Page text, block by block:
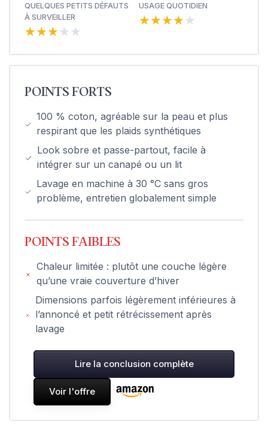
QUELQUES PETITS DÉFAUTS
À SURVEILLER
★★★★★
★★★★★
USAGE QUOTIDIEN
★★★★★
★★★★★
POINTS FORTS
100 % coton, agréable sur la peau et plus
respirant que les plaids synthétiques
Look sobre et passe-partout, facile à
intégrer sur un canapé ou un lit
Lavage en machine à 30 °C sans gros
problème, entretien globalement simple
POINTS FAIBLES
Chaleur limitée : plutôt une couche légère
qu’une vraie couverture d’hiver
Dimensions parfois légèrement inférieures à
l’annoncé et petit rétrécissement après
lavage
Lire la conclusion complète
Voir l'offre